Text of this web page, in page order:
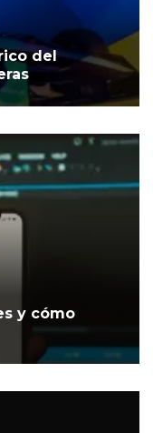
del
y cómo